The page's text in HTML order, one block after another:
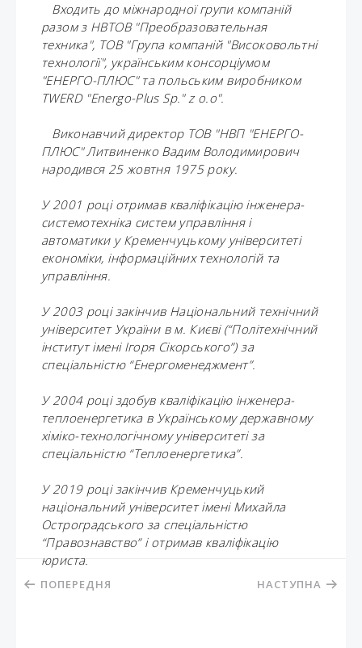
Входить до міжнародної групи компаній
разом з НВТОВ "Преобразовательная
техника", ТОВ "Група компаній "Високовольтні
технології", українським консорціумом
"ЕНЕРГО-ПЛЮС" та польським виробником
TWERD "Energo-Plus Sp." z o.o".
Виконавчий директор ТОВ "НВП "ЕНЕРГО-
ПЛЮС" Литвиненко Вадим Володимирович
народився 25 жовтня 1975 року.
У 2001 році отримав кваліфікацію інженера-
системотехніка систем управління і
автоматики у Кременчуцькому університеті
економіки, інформаційних технологій та
управління.
У 2003 році закінчив Національний технічний
університет України в м. Києві (“Політехнічний
інститут імені Ігоря Сікорського”) за
спеціальністю “Енергоменеджмент”.
У 2004 році здобув кваліфікацію інженера-
теплоенергетика в Українському державному
хіміко-технологічному університеті за
спеціальністю “Теплоенергетика”.
У 2019 році закінчив Кременчуцький
національний університет імені Михайла
Остроградського за спеціальністю
“Правознавство” і отримав кваліфікацію
юриста.
ПОПЕРЕДНЯ НАСТУПНА